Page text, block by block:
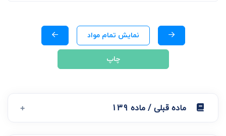
نمایش تمام مواد
چاپ
ماده قبلی / ماده 139